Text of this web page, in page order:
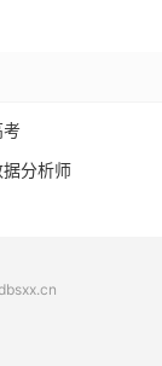
考
据分析师